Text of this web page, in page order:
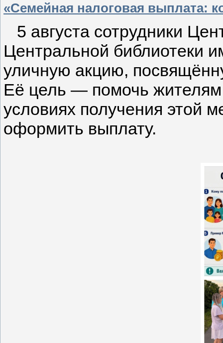
«Семейная налоговая выплата:
5 августа сотрудники
Центральной библиотеки
уличную акцию,
Её цель — помочь жителям
условиях получения этой
оформить выплату.